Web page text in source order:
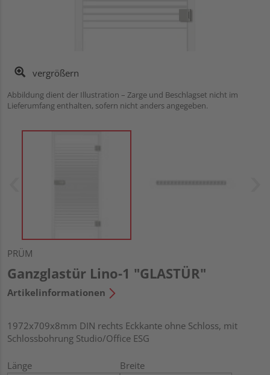
vergrößern
Abbildung dient der Illustration – Zarge und Beschlagset nicht im
Lieferumfang enthalten, sofern nicht anders angegeben.
PRÜM
Ganzglastür Lino-1 "GLASTÜR"
Artikelinformationen
1972x709x8mm DIN rechts Eckkante ohne Schloss, mit
Schlossbohrung Studio/Office ESG
Länge Breite